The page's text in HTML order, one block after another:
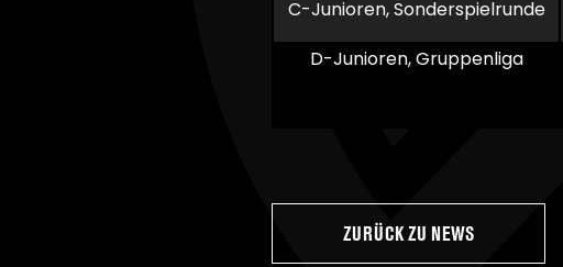
C-Junioren, Sonderspielrunde
D-Junioren, Gruppenliga
ZURÜCK ZU NEWS